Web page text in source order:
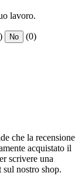
lavoro.
No (0)
che la recensione
acquistato il
scrivere una
sul nostro shop.